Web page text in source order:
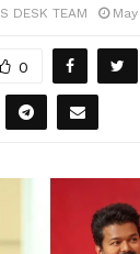
DESK TEAM
0